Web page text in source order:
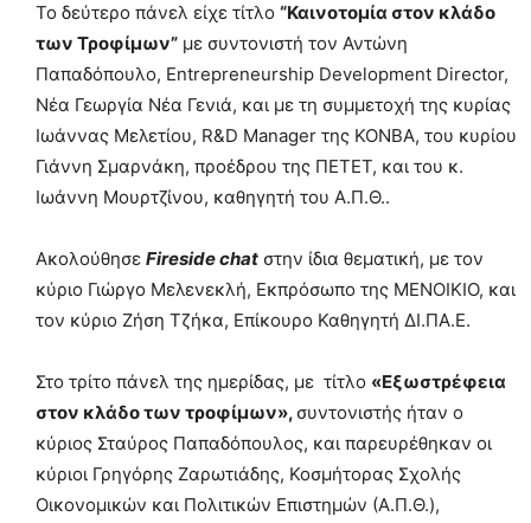
Το δεύτερο πάνελ είχε τίτλο “Καινοτομία στον κλάδο
των Τροφίμων” με συντονιστή τον Αντώνη
Παπαδόπουλο, Entrepreneurship Development Director,
Νέα Γεωργία Νέα Γενιά, και με τη συμμετοχή της κυρίας
Ιωάννας Μελετίου, R&D Manager της ΚΟΝΒΑ, του κυρίου
Γιάννη Σμαρνάκη, προέδρου της ΠΕΤΕΤ, και του κ.
Ιωάννη Μουρτζίνου, καθηγητή του Α.Π.Θ..
Ακολούθησε Fireside chat στην ίδια θεματική, με τον
κύριο Γιώργο Μελενεκλή, Εκπρόσωπο της ΜΕΝΟΙΚΙΟ, και
τον κύριο Ζήση Τζήκα, Επίκουρο Καθηγητή ΔΙ.ΠΑ.Ε.
Στο τρίτο πάνελ της ημερίδας, με τίτλο «Εξωστρέφεια
στον κλάδο των τροφίμων», συντονιστής ήταν ο
κύριος Σταύρος Παπαδόπουλος, και παρευρέθηκαν οι
κύριοι Γρηγόρης Ζαρωτιάδης, Κοσμήτορας Σχολής
Οικονομικών και Πολιτικών Επιστημών (Α.Π.Θ.),